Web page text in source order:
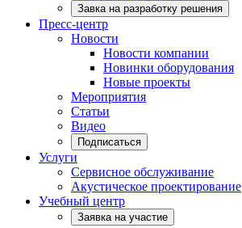
Завка на разработку решения
Пресс-центр
Новости
Новости компании
Новинки оборудования
Новые проекты
Мероприятия
Статьи
Видео
Подписаться
Услуги
Сервисное обслуживание
Акустическое проектирование
Учебный центр
Заявка на участие